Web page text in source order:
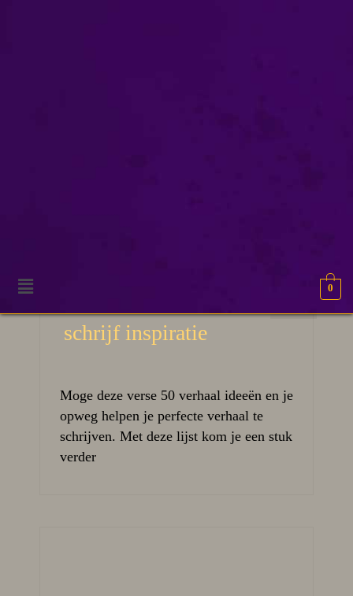
0
50 verhaal ideeën en
schrijf inspiratie
Moge deze verse 50 verhaal ideeën en je
opweg helpen je perfecte verhaal te
schrijven. Met deze lijst kom je een stuk
verder